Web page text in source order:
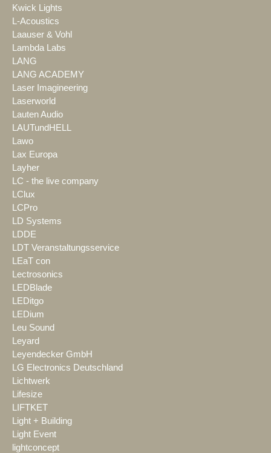
Kwick Lights
L-Acoustics
Laauser & Vohl
Lambda Labs
LANG
LANG ACADEMY
Laser Imagineering
Laserworld
Lauten Audio
LAUTundHELL
Lawo
Lax Europa
Layher
LC - the live company
LClux
LCPro
LD Systems
LDDE
LDT Veranstaltungsservice
LEaT con
Lectrosonics
LEDBlade
LEDitgo
LEDium
Leu Sound
Leyard
Leyendecker GmbH
LG Electronics Deutschland
Lichtwerk
Lifesize
LIFTKET
Light + Building
Light Event
lightconcept